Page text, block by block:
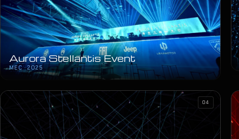
Aurora Stellantis Event
MEC · 2025
04